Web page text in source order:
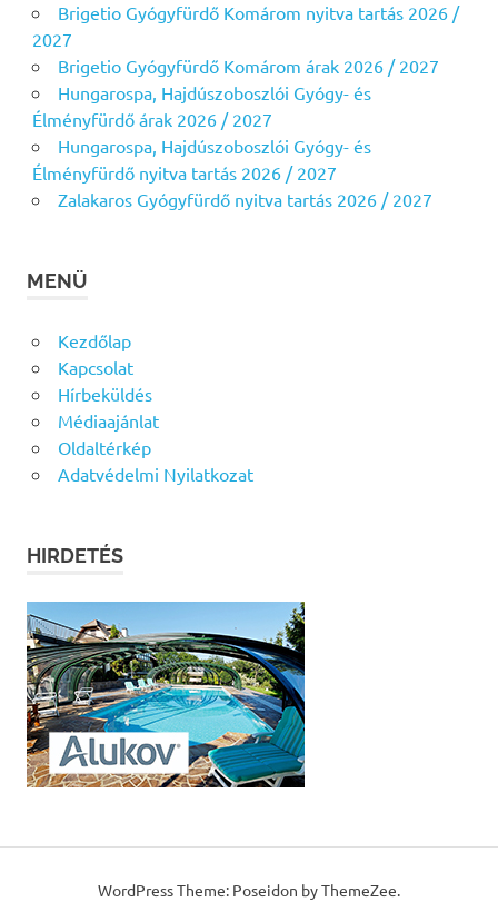
Brigetio Gyógyfürdő Komárom nyitva tartás 2026 /
2027
Brigetio Gyógyfürdő Komárom árak 2026 / 2027
Hungarospa, Hajdúszoboszlói Gyógy- és
Élményfürdő árak 2026 / 2027
Hungarospa, Hajdúszoboszlói Gyógy- és
Élményfürdő nyitva tartás 2026 / 2027
Zalakaros Gyógyfürdő nyitva tartás 2026 / 2027
MENÜ
Kezdőlap
Kapcsolat
Hírbeküldés
Médiaajánlat
Oldaltérkép
Adatvédelmi Nyilatkozat
HIRDETÉS
WordPress Theme: Poseidon by ThemeZee.